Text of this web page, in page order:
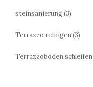
steinsanierung(3)
Terrazzo reinigen(3)
Terrazzoboden schleifen